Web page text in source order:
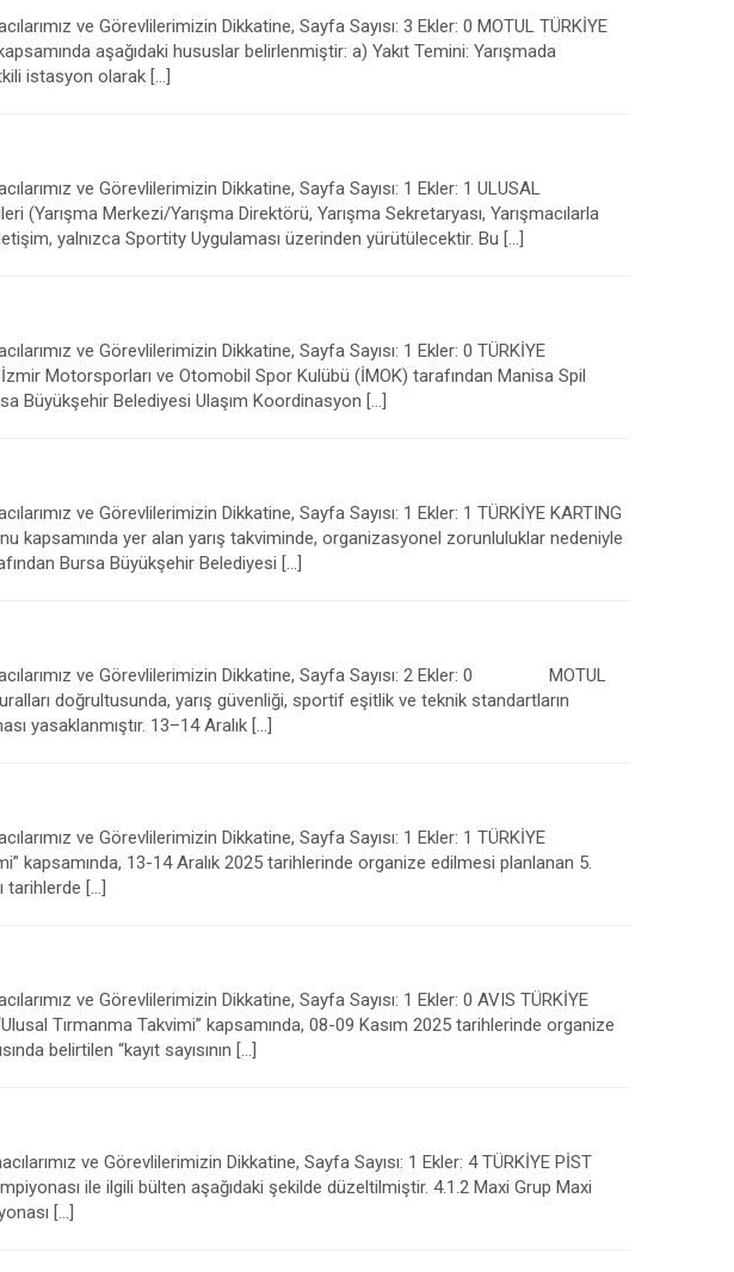
ve Görevlilerimizin Dikkatine, Sayfa Sayısı: 3 Ekler: 0 MOTUL TÜRKİYE
aşağıdaki hususlar belirlenmiştir: a) Yakıt Temini: Yarışmada
istasyon olarak […]
ve Görevlilerimizin Dikkatine, Sayfa Sayısı: 1 Ekler: 1 ULUSAL
(Yarışma Merkezi/Yarışma Direktörü, Yarışma Sekretaryası, Yarışmacılarla
yalnızca Sportity Uygulaması üzerinden yürütülecektir. Bu […]
ve Görevlilerimizin Dikkatine, Sayfa Sayısı: 1 Ekler: 0 TÜRKİYE
Motorsporları ve Otomobil Spor Kulübü (İMOK) tarafından Manisa Spil
Büyükşehir Belediyesi Ulaşım Koordinasyon […]
ve Görevlilerimizin Dikkatine, Sayfa Sayısı: 1 Ekler: 1 TÜRKİYE KARTING
kapsamında yer alan yarış takviminde, organizasyonel zorunluluklar nedeniyle
Bursa Büyükşehir Belediyesi […]
ve Görevlilerimizin Dikkatine, Sayfa Sayısı: 2 Ekler: 0 MOTUL
doğrultusunda, yarış güvenliği, sportif eşitlik ve teknik standartların
yasaklanmıştır. 13–14 Aralık […]
ve Görevlilerimizin Dikkatine, Sayfa Sayısı: 1 Ekler: 1 TÜRKİYE
kapsamında, 13-14 Aralık 2025 tarihlerinde organize edilmesi planlanan 5.
tarihlerde […]
ve Görevlilerimizin Dikkatine, Sayfa Sayısı: 1 Ekler: 0 AVIS TÜRKİYE
Tırmanma Takvimi” kapsamında, 08-09 Kasım 2025 tarihlerinde organize
belirtilen “kayıt sayısının […]
ve Görevlilerimizin Dikkatine, Sayfa Sayısı: 1 Ekler: 4 TÜRKİYE PİST
ile ilgili bülten aşağıdaki şekilde düzeltilmiştir. 4.1.2 Maxi Grup Maxi
[…]